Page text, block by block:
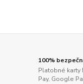
100%
Platobné karty
Pay, Google